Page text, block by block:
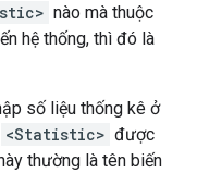
nào mà thuộc
hệ thống, thì đó là
số liệu thống kê ở
<Statistic> được
thường là tên biến